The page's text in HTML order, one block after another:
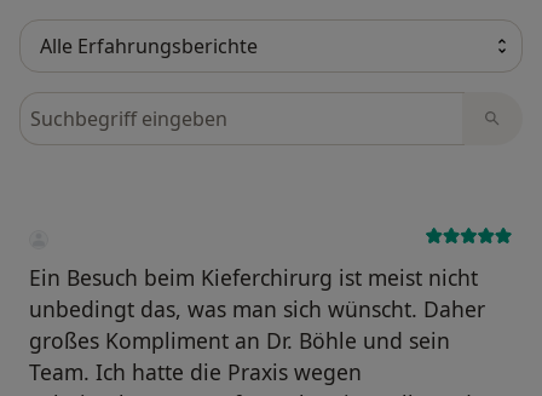
Bewertungen durchsuchen
Ein Besuch beim Kieferchirurg ist meist nicht
unbedingt das, was man sich wünscht. Daher
großes Kompliment an Dr. Böhle und sein
Team. Ich hatte die Praxis wegen